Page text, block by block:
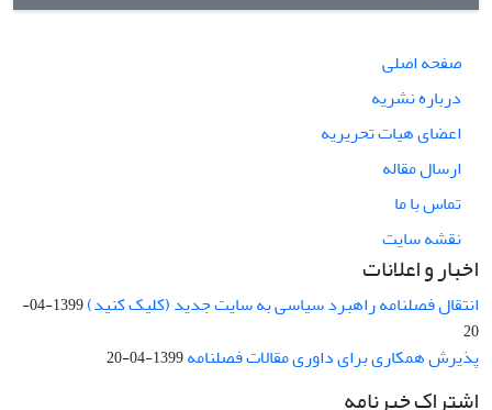
صفحه اصلی
درباره نشریه
اعضای هیات تحریریه
ارسال مقاله
تماس با ما
نقشه سایت
اخبار و اعلانات
انتقال فصلنامه راهبرد سیاسی به سایت جدید (کلیک کنید)
1399-04-
20
پذیرش همکاری برای داوری مقالات فصلنامه1399-04-20
اشتراک خبرنامه